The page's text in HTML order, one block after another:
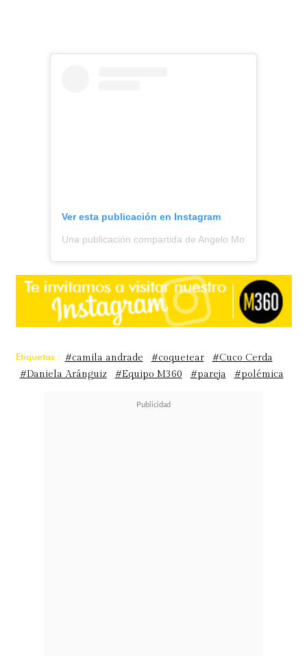
Ver esta publicación en Instagram
Una publicación compartida de Angelo Moreno || Todo
Etiquetas : #camila andrade #coquetear
#Cuco Cerda
#Daniela Aránguiz
#Equipo M360 #pareja #polémica